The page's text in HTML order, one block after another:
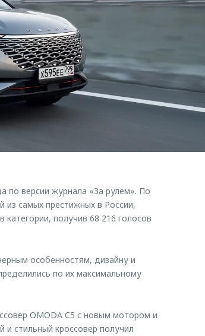
по версии журнала «За рулем». По
из самых престижных в России,
получив 68 216 голосов
особенностям, дизайну и
по их максимальному
OMODA C5 с новым мотором и
и стильный кроссовер получил